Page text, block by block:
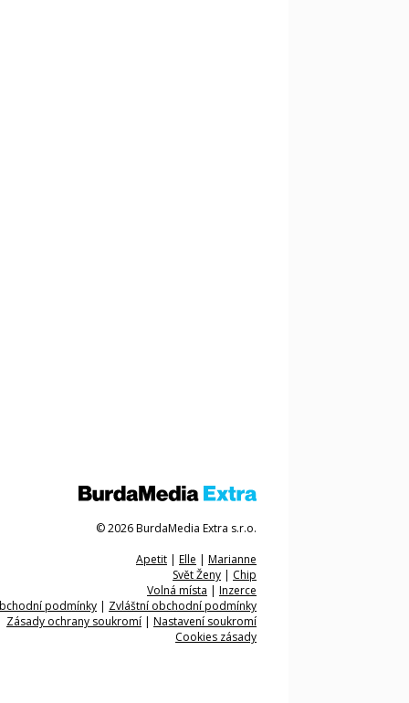
© 2026 BurdaMedia Extra s.r.o.
Apetit | Elle | Marianne
Svět Ženy | Chip
Volná místa | Inzerce
podmínky | Zvláštní obchodní podmínky
Zásady ochrany soukromí | Nastavení soukromí
Cookies zásady